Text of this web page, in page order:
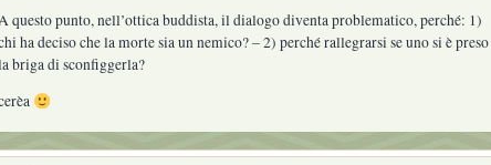
A questo punto, nell’ottica buddista, il dialogo diventa problematico, perché: 1)
ha deciso che la morte sia un nemico? – 2) perché rallegrarsi se uno si è preso
briga di sconfiggerla?